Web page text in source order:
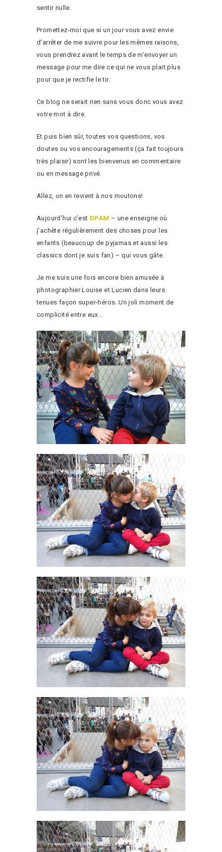
sentir nulle.
Promettez-moi que si un jour vous avez envie
d’arrêter de me suivre pour les mêmes raisons,
vous prendrez avant le temps de m’envoyer un
message pour me dire ce qui ne vous plait plus
pour que je rectifie le tir.
Ce blog ne serait rien sans vous donc vous avez
votre mot à dire.
Et puis bien sûr, toutes vos questions, vos
doutes ou vos encouragements (ça fait toujours
très plaisir) sont les bienvenus en commentaire
ou en message privé.
Allez, on en revient à nos moutons!
Aujourd’hui c’est DPAM – une enseigne où
j’achète régulièrement des choses pour les
enfants (beaucoup de pyjamas et aussi les
classics dont je suis fan) – qui vous gâte.
Je me suis une fois encore bien amusée à
photographier Louise et Lucien dans leurs
tenues façon super-héros. Un joli moment de
complicité entre eux…